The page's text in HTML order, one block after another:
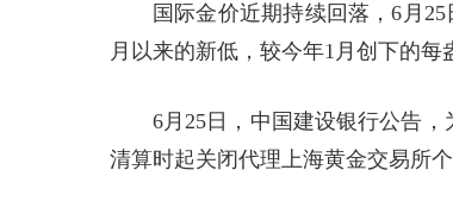
国际金价近期持续回落，6月
月以来的新低，较今年1月创下的每
6月25日，中国建设银行公告
清算时起关闭代理上海黄金交易所